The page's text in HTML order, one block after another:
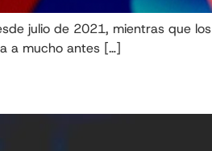
julio de 2021, mientras que los
a mucho antes […]